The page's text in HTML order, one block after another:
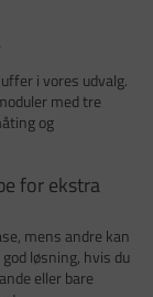
i vores udvalg.
med tre
og
for ekstra
mens andre kan
løsning, hvis du
eller bare